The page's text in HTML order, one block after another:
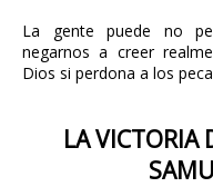
La gente puede no
negarnos a creer
Dios si perdona a los
LA VICTORIA